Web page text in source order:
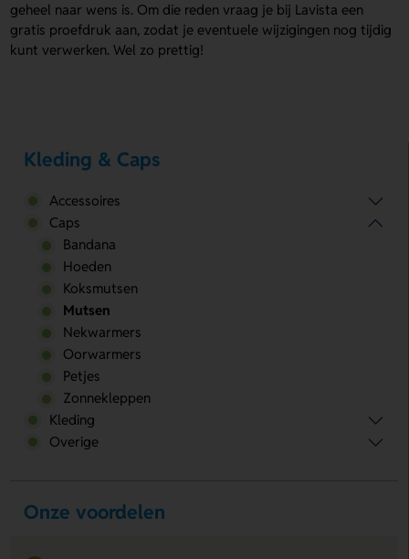
geheel naar wens is. Om die reden vraag je bij Lavista een
gratis proefdruk aan, zodat je eventuele wijzigingen nog tijdig
kunt verwerken. Wel zo prettig!
Kleding & Caps
Accessoires
Caps
Bandana
Hoeden
Koksmutsen
Mutsen
Nekwarmers
Oorwarmers
Petjes
Zonnekleppen
Kleding
Overige
Onze voordelen